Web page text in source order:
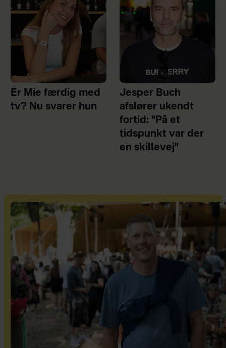
Er Mie færdig med
tv? Nu svarer hun
Jesper Buch
afslører ukendt
fortid: "På et
tidspunkt var der
en skillevej"